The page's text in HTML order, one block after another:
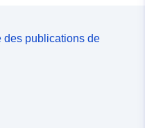
des publications de